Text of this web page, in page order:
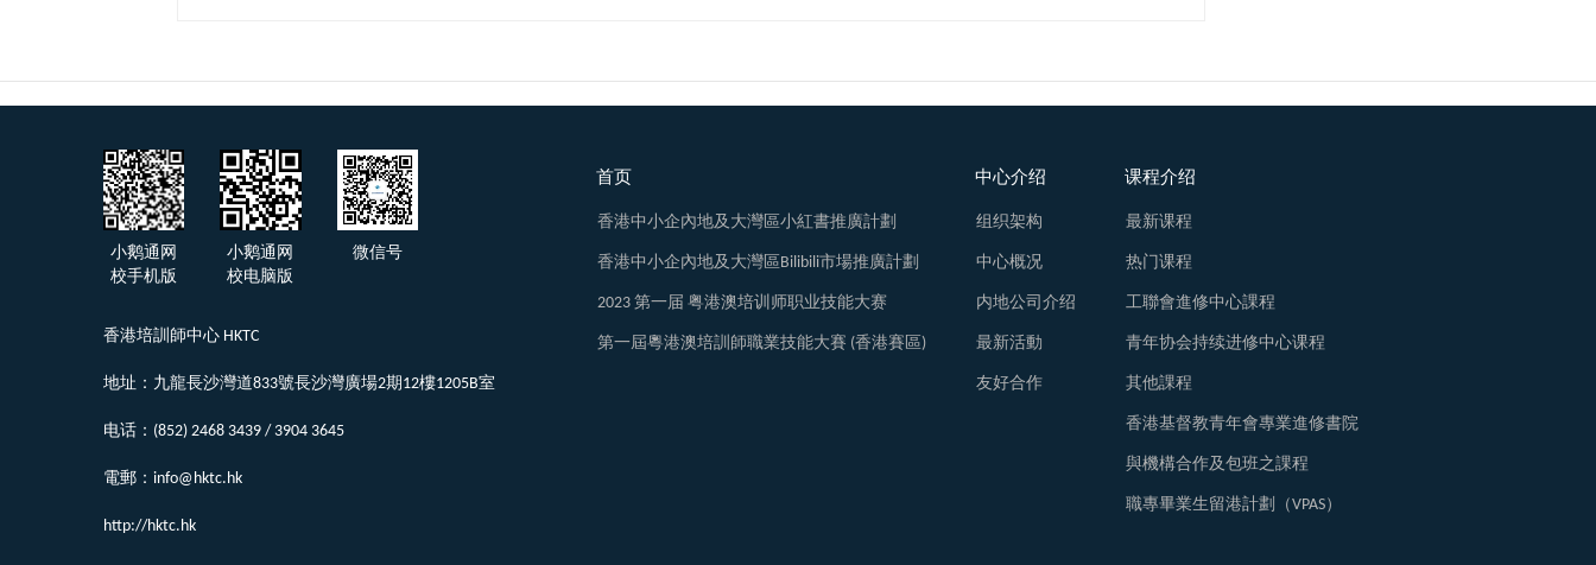
小鹅通网
校手机版
小鹅通网
校电脑版
微信号
香港培訓師中心 HKTC
地址：九龍長沙灣道833號長沙灣廣場2期12樓1205B室
电话：(852) 2468 3439 / 3904 3645
電郵：info@hktc.hk
http://hktc.hk
首页
香港中小企內地及大灣區小紅書推廣計劃
香港中小企內地及大灣區Bilibili市場推廣計劃
2023 第一届 粤港澳培训师职业技能大赛
第一屆粵港澳培訓師職業技能大賽 (香港賽區)
中心介绍
组织架构
中心概况
内地公司介绍
最新活動
友好合作
课程介绍
最新课程
热门课程
工聯會進修中心課程
青年协会持续进修中心课程
其他課程
香港基督教青年會專業進修書院
與機構合作及包班之課程
職專畢業生留港計劃（VPAS）